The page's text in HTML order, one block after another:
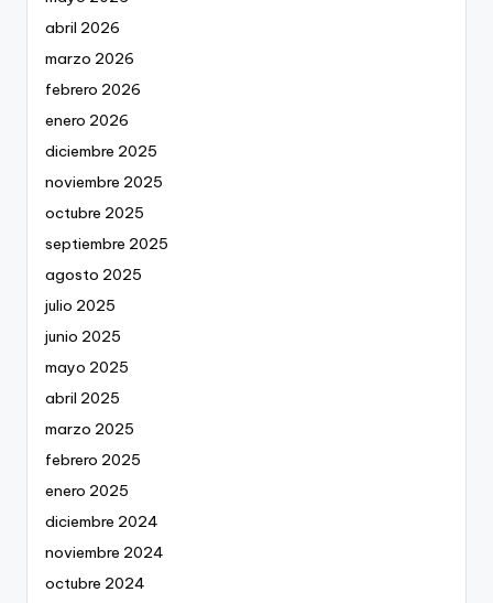
abril 2026
marzo 2026
febrero 2026
enero 2026
diciembre 2025
noviembre 2025
octubre 2025
septiembre 2025
agosto 2025
julio 2025
junio 2025
mayo 2025
abril 2025
marzo 2025
febrero 2025
enero 2025
diciembre 2024
noviembre 2024
octubre 2024